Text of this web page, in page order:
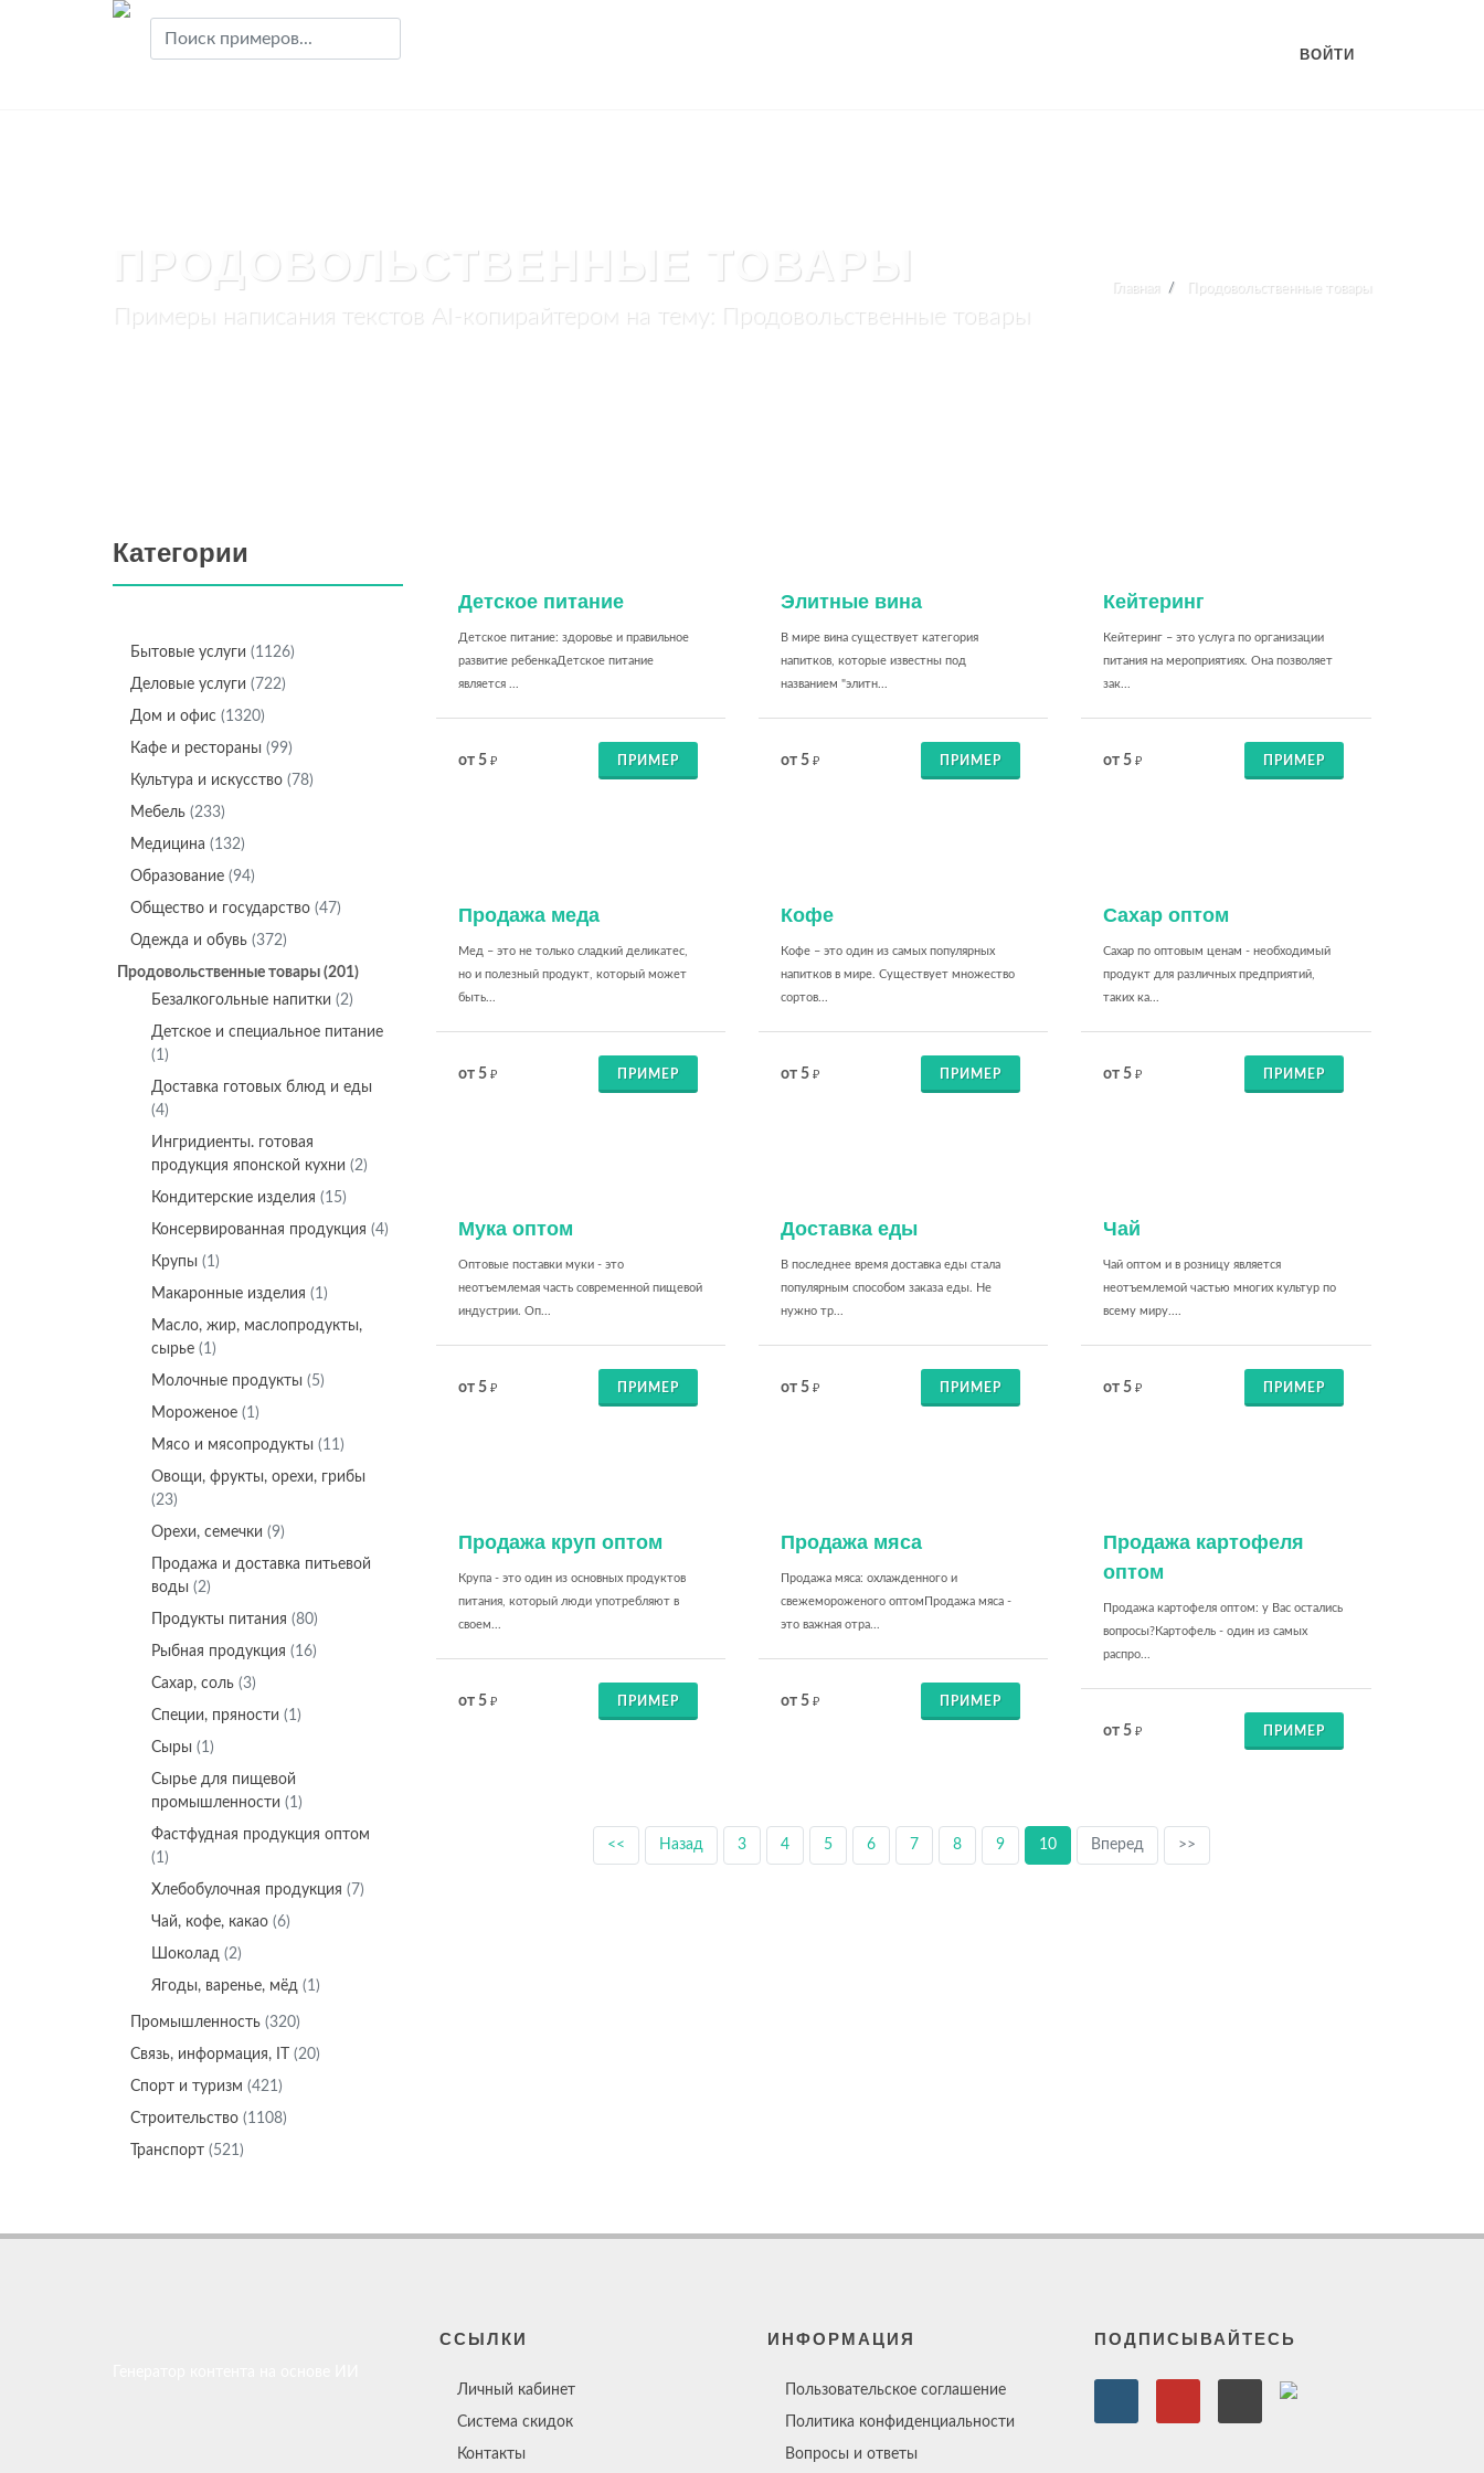
ВОЙТИ
ПРОДОВОЛЬСТВЕННЫЕ ТОВАРЫ
Примеры написания текстов AI-копирайтером на тему: Продовольственные товары
Главная Продовольственные товары
Категории
Бытовые услуги (1126)
Деловые услуги (722)
Дом и офис (1320)
Кафе и рестораны (99)
Культура и искусство (78)
Мебель (233)
Медицина (132)
Образование (94)
Общество и государство (47)
Одежда и обувь (372)
Продовольственные товары (201)
Безалкогольные напитки (2)
Детское и специальное питание
(1)
Доставка готовых блюд и еды
(4)
Ингридиенты. готовая
продукция японской кухни (2)
Кондитерские изделия (15)
Консервированная продукция (4)
Крупы (1)
Макаронные изделия (1)
Масло, жир, маслопродукты,
сырье (1)
Молочные продукты (5)
Мороженое (1)
Мясо и мясопродукты (11)
Овощи, фрукты, орехи, грибы
(23)
Орехи, семечки (9)
Продажа и доставка питьевой
воды (2)
Продукты питания (80)
Рыбная продукция (16)
Сахар, соль (3)
Специи, пряности (1)
Сыры (1)
Сырье для пищевой
промышленности (1)
Фастфудная продукция оптом
(1)
Хлебобулочная продукция (7)
Чай, кофе, какао (6)
Шоколад (2)
Ягоды, варенье, мёд (1)
Промышленность (320)
Связь, информация, IT (20)
Спорт и туризм (421)
Строительство (1108)
Транспорт (521)
Детское питание
Детское питание: здоровье и правильное
развитие ребенкаДетское питание
является ...
от 5 ₽ ПРИМЕР
Элитные вина
В мире вина существует категория
напитков, которые известны под
названием "элитн...
от 5 ₽ ПРИМЕР
Кейтеринг
Кейтеринг – это услуга по организации
питания на мероприятиях. Она позволяет
зак...
от 5₽ ПРИМЕР
Продажа меда
Мед – это не только сладкий деликатес,
но и полезный продукт, который может
быть...
от 5 ₽ ПРИМЕР
Кофе
Кофе – это один из самых популярных
напитков в мире. Существует множество
сортов...
от 5 ₽ ПРИМЕР
Сахар оптом
Сахар по оптовым ценам - необходимый
продукт для различных предприятий,
таких ка...
от 5₽ ПРИМЕР
Мука оптом
Оптовые поставки муки - это
неотъемлемая часть современной пищевой
индустрии. Оп...
от 5 ₽ ПРИМЕР
Доставка еды
В последнее время доставка еды стала
популярным способом заказа еды. Не
нужно тр...
от 5 ₽ ПРИМЕР
Чай
Чай оптом и в розницу является
неотъемлемой частью многих культур по
всему миру....
от 5₽ ПРИМЕР
Продажа круп оптом
Крупа - это один из основных продуктов
питания, который люди употребляют в
своем...
от 5 ₽ ПРИМЕР
Продажа мяса
Продажа мяса: охлажденного и
свежемороженого оптомПродажа мяса -
это важная отра...
от 5 ₽ ПРИМЕР
Продажа картофеля
оптом
Продажа картофеля оптом: у Вас остались
вопросы?Картофель - один из самых
распро...
от 5₽ ПРИМЕР
<< Назад 3 4 5 6 7 8 9 10 Вперед >>
ССЫЛКИ
Личный кабинет
Система скидок
Контакты
ИНФОРМАЦИЯ
Пользовательское соглашение
Политика конфиденциальности
Вопросы и ответы
ПОДПИСЫВАЙТЕСЬ